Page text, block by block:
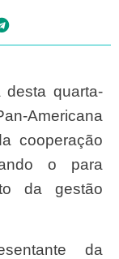
Americana
cooperação
o para
da gestão